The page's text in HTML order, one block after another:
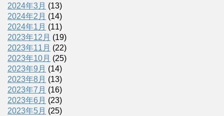
2024年3月 (13)
2024年2月 (14)
2024年1月 (11)
2023年12月 (19)
2023年11月 (22)
2023年10月 (25)
2023年9月 (14)
2023年8月 (13)
2023年7月 (16)
2023年6月 (23)
2023年5月 (25)